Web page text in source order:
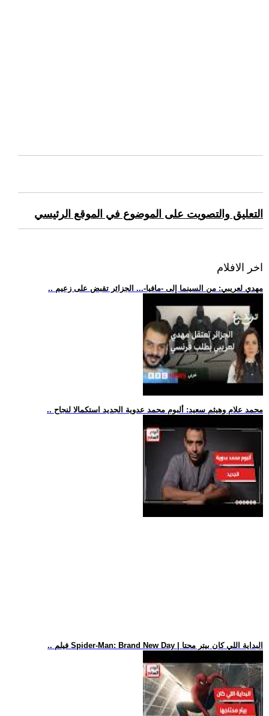
التعليق والتصويت على الموضوع في الموقع الرئيسي
اخر الافلام
.. مهدي لعريبي: من السينما إلى -مافيا-... الجزائر تقبض على زعيم
.. محمد علام وهيثم سعيد: ألبوم محمد عدوية الجديد استكمالا لنجاح
.. فيلم Spider-Man: Brand New Day | البداية اللي كان بيتر محتا